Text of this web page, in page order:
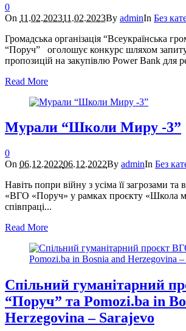
0
On 11.02.202311.02.2023By adminIn Без
Громадська організація “Всеукраїнська
“Поруч” оголошує конкурс шляхом
пропозицій на закупівлю Power Bank для
Read More
Мурали “Школи Миру -3”
0
On 06.12.202206.12.2022By adminIn Без
Навіть попри війну з усіма її загрозами
«ВГО «Поруч» у рамках проєкту «Школа
співпраці...
Read More
Спільний гуманітарний
“Поруч” та Pomozi.ba in
Herzegovina – Sarajevo